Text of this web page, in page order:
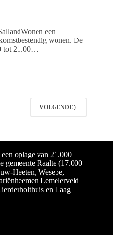
een
wonen. De
tot 21.00…
VOLGENDE
oplage van 21.000
gemeente Raalte (17.000
Heeten, Wesepe,
Lemelerveld
en Laag